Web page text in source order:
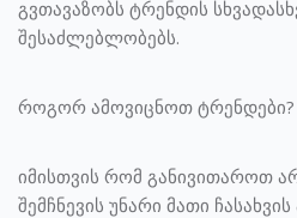
გვთავაზობს ტრენდის
შესაძლებლობებს.
როგორ ამოვიცნოთ ტრენდები?
იმისთვის რომ განივითაროთ
შემჩნევის უნარი მათი